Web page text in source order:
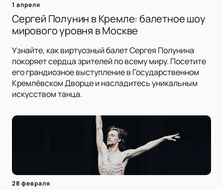
1 апреля
Сергей Полунин в Кремле: балетное шоу
мирового уровня в Москве
Узнайте, как виртуозный балет Сергея Полунина
покоряет сердца зрителей по всему миру. Посетите
его грандиозное выступление в Государственном
Кремлёвском Дворце и насладитесь уникальным
искусством танца.
28 февраля